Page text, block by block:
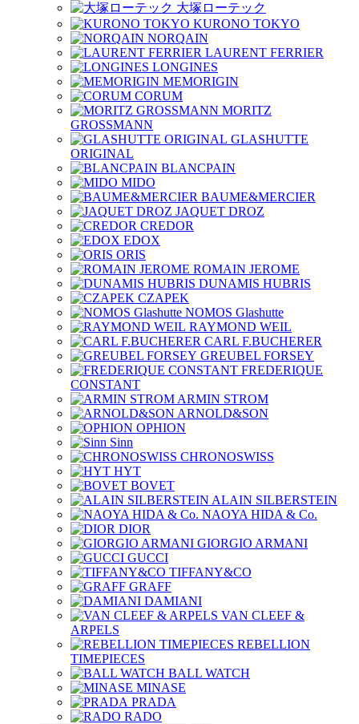
大塚ローテック
KURONO TOKYO
NORQAIN
LAURENT FERRIER
LONGINES
MEMORIGIN
CORUM
MORITZ
GROSSMANN
GLASHUTTE
ORIGINAL
BLANCPAIN
MIDO
BAUME&MERCIER
JAQUET DROZ
CREDOR
EDOX
ORIS
ROMAIN JEROME
DUNAMIS HUBRIS
CZAPEK
NOMOS Glashutte
RAYMOND WEIL
CARL F.BUCHERER
GREUBEL FORSEY
FREDERIQUE
CONSTANT
ARMIN STROM
ARNOLD&SON
OPHION
Sinn
CHRONOSWISS
HYT
BOVET
ALAIN SILBERSTEIN
NAOYA HIDA & Co.
DIOR
GIORGIO ARMANI
GUCCI
TIFFANY&CO
GRAFF
DAMIANI
VAN CLEEF &
ARPELS
REBELLION
TIMEPIECES
BALL WATCH
MINASE
PRADA
RADO